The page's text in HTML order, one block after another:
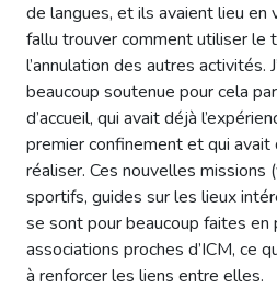
de langues, et ils avaient lieu en
fallu trouver comment utiliser le
l’annulation des autres activités.
beaucoup soutenue pour cela
d’accueil, qui avait déjà
premier confinement et qui
réaliser. Ces nouvelles missions
sportifs, guides sur les lieux
se sont pour beaucoup faites en
associations proches d’ICM, ce
à renforcer les liens entre elles.